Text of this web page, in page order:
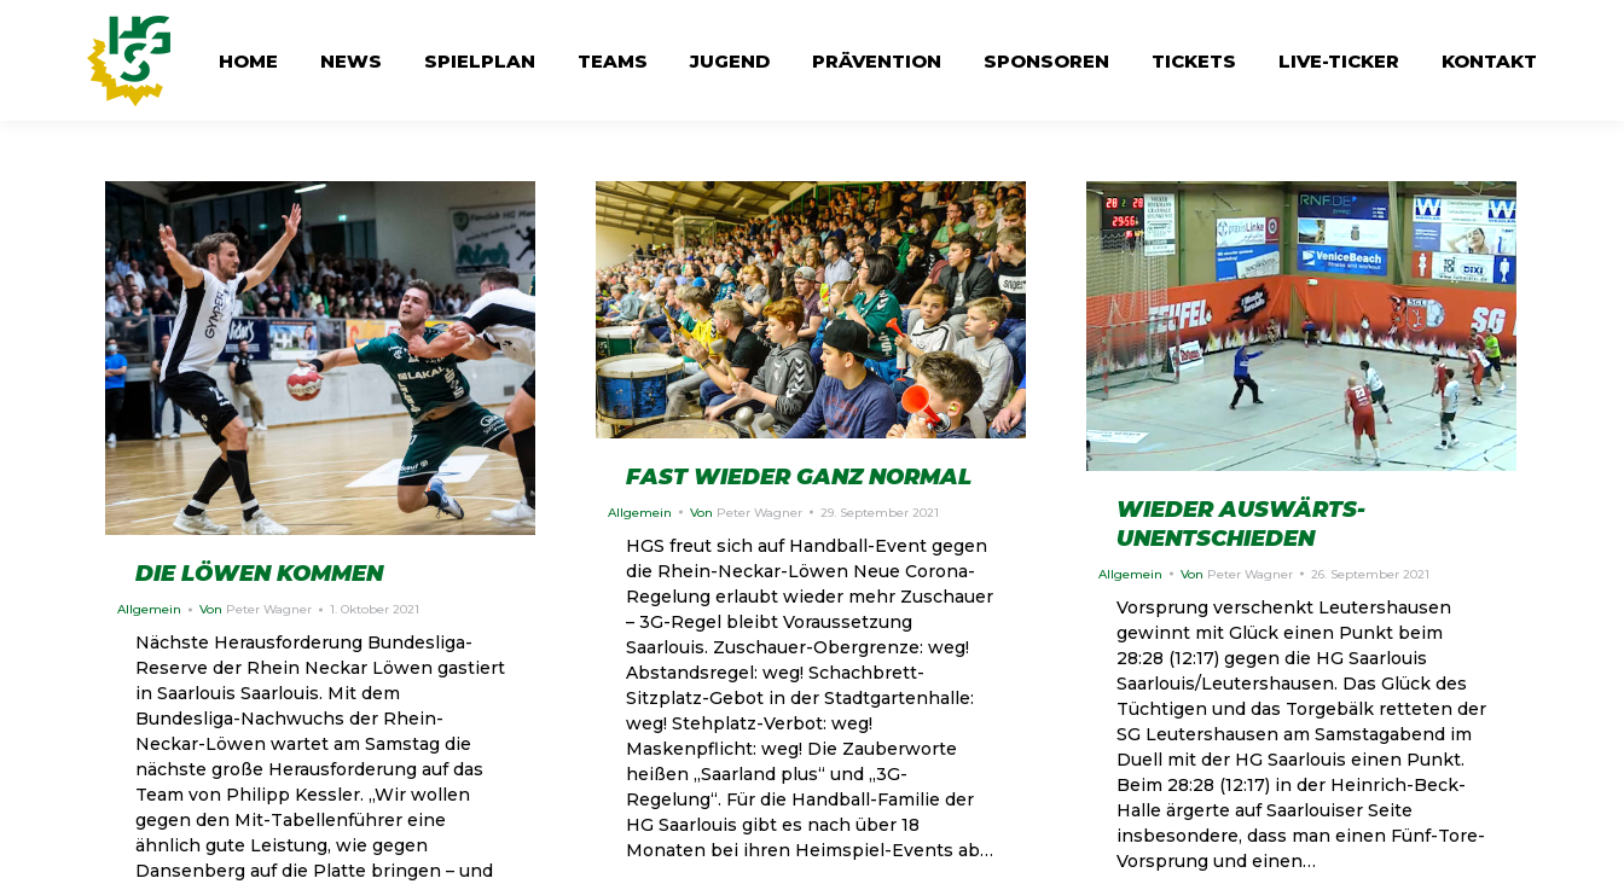
HOME NEWS SPIELPLAN TEAMS JUGEND PRÄVENTION SPONSOREN TICKETS LIVE-TICKER KONTAKT
DIE LÖWEN KOMMEN
Allgemein Von Peter Wagner 1. Oktober 2021
Nächste Herausforderung Bundesliga-
Reserve der Rhein Neckar Löwen gastiert
in Saarlouis Saarlouis. Mit dem
Bundesliga-Nachwuchs der Rhein-
Neckar-Löwen wartet am Samstag die
nächste große Herausforderung auf das
Team von Philipp Kessler. „Wir wollen
gegen den Mit-Tabellenführer eine
ähnlich gute Leistung, wie gegen
Dansenberg auf die Platte bringen – und
FAST WIEDER GANZ NORMAL
Allgemein Von Peter Wagner 29. September 2021
HGS freut sich auf Handball-Event gegen
die Rhein-Neckar-Löwen Neue Corona-
Regelung erlaubt wieder mehr Zuschauer
– 3G-Regel bleibt Voraussetzung
Saarlouis. Zuschauer-Obergrenze: weg!
Abstandsregel: weg! Schachbrett-
Sitzplatz-Gebot in der Stadtgartenhalle:
weg! Stehplatz-Verbot: weg!
Maskenpflicht: weg! Die Zauberworte
heißen „Saarland plus“ und „3G-
Regelung“. Für die Handball-Familie der
HG Saarlouis gibt es nach über 18
Monaten bei ihren Heimspiel-Events ab…
WIEDER AUSWÄRTS-
UNENTSCHIEDEN
Allgemein Von Peter Wagner 26. September 2021
Vorsprung verschenkt Leutershausen
gewinnt mit Glück einen Punkt beim
28:28 (12:17) gegen die HG Saarlouis
Saarlouis/Leutershausen. Das Glück des
Tüchtigen und das Torgebälk retteten der
SG Leutershausen am Samstagabend im
Duell mit der HG Saarlouis einen Punkt.
Beim 28:28 (12:17) in der Heinrich-Beck-
Halle ärgerte auf Saarlouiser Seite
insbesondere, dass man einen Fünf-Tore-
Vorsprung und einen…